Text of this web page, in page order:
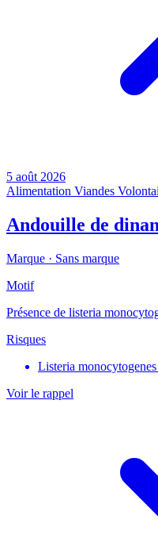
5 août 2026
Alimentation Viandes
Andouille de dinan
Marque · Sans marque
Motif
Présence de listeria
Risques
Listeria
Voir le rappel